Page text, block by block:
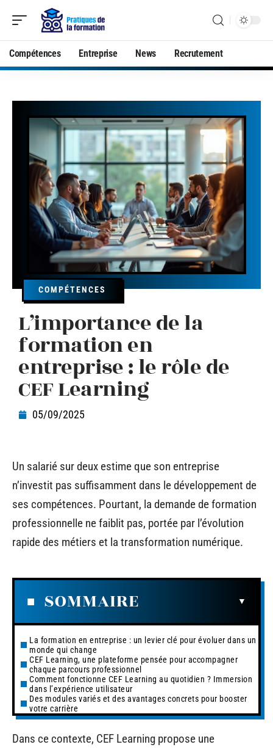
Compétences Entreprise News Recrutement
COMPÉTENCES
L’importance de la
formation en
entreprise : le rôle de
CEF Learning
05/09/2025
Un salarié sur deux estime que son entreprise
n’investit pas suffisamment dans le développement de
ses compétences. Pourtant, la demande de formation
professionnelle ne faiblit pas, portée par l’évolution
rapide des métiers et la transformation numérique.
SOMMAIRE
La formation en entreprise : un levier clé pour évoluer dans un
monde qui change
CEF Learning, une plateforme pensée pour accompagner
chaque parcours professionnel
Comment fonctionne CEF Learning au quotidien ? Immersion
dans l’expérience utilisateur
Des modules variés et des avantages concrets pour booster
votre carrière
Dans ce contexte, CEF Learning propose une